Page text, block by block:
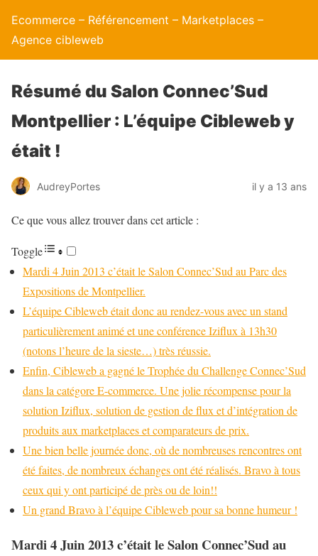
Ecommerce – Référencement – Marketplaces –
Agence cibleweb
Résumé du Salon Connec’Sud
Montpellier : L’équipe Cibleweb y
était !
AudreyPortes il y a 13 ans
Ce que vous allez trouver dans cet article :
Toggle
Mardi 4 Juin 2013 c’était le Salon Connec’Sud au Parc des
Expositions de Montpellier.
L’équipe Cibleweb était donc au rendez-vous avec un stand
particulièrement animé et une conférence Iziflux à 13h30
(notons l’heure de la sieste…) très réussie.
Enfin, Cibleweb a gagné le Trophée du Challenge Connec’Sud
dans la catégore E-commerce. Une jolie récompense pour la
solution Iziflux, solution de gestion de flux et d’intégration de
produits aux marketplaces et comparateurs de prix.
Une bien belle journée donc, où de nombreuses rencontres ont
été faites, de nombreux échanges ont été réalisés. Bravo à tous
ceux qui y ont participé de près ou de loin!!
Un grand Bravo à l’équipe Cibleweb pour sa bonne humeur !
Mardi 4 Juin 2013 c’était le Salon Connec’Sud au